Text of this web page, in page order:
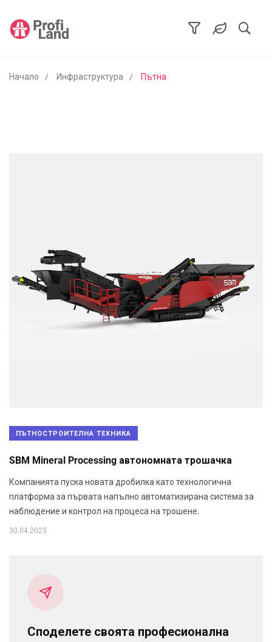
Начало Инфраструктура Пътна
ПЪТНОСТРОИТЕЛНА ТЕХНИКА
SBM Mineral Processing автономната трошачка
Компанията пуска новата дробилка като технологична
платформа за първата напълно автоматизирана система за
наблюдение и контрол на процеса на трошене.
30.04.2023
Споделете своята професионална